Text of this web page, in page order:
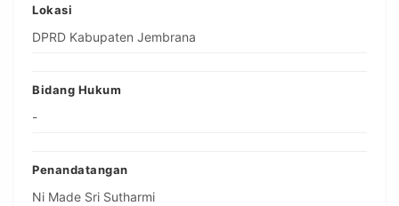
Lokasi
DPRD Kabupaten Jembrana
Bidang Hukum
-
Penandatangan
Ni Made Sri Sutharmi